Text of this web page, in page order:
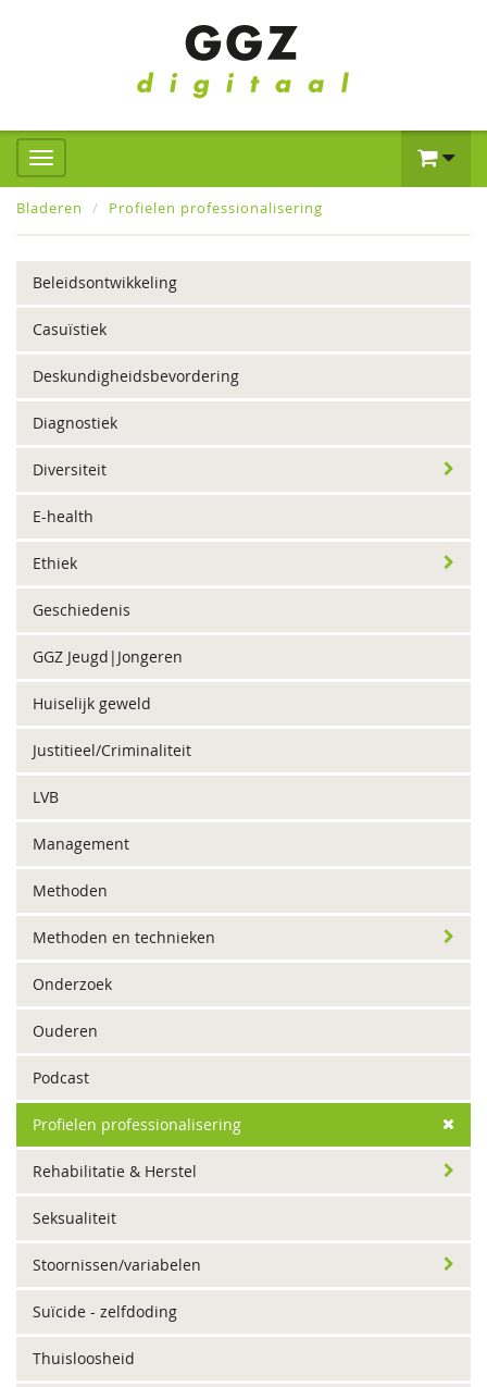
Bladeren Profielen professionalisering
Beleidsontwikkeling
Casuïstiek
Deskundigheidsbevordering
Diagnostiek
Diversiteit
E-health
Ethiek
Geschiedenis
GGZ Jeugd|Jongeren
Huiselijk geweld
Justitieel/Criminaliteit
LVB
Management
Methoden
Methoden en technieken
Onderzoek
Ouderen
Podcast
Profielen professionalisering
Rehabilitatie & Herstel
Seksualiteit
Stoornissen/variabelen
Suïcide - zelfdoding
Thuisloosheid